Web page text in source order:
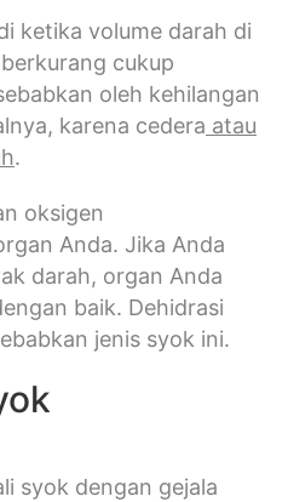
ketika volume darah di
cukup
oleh kehilangan
karena cedera atau
.
oksigen
Anda. Jika Anda
darah, organ Anda
baik. Dehidrasi
jenis syok ini.
syok dengan gejala